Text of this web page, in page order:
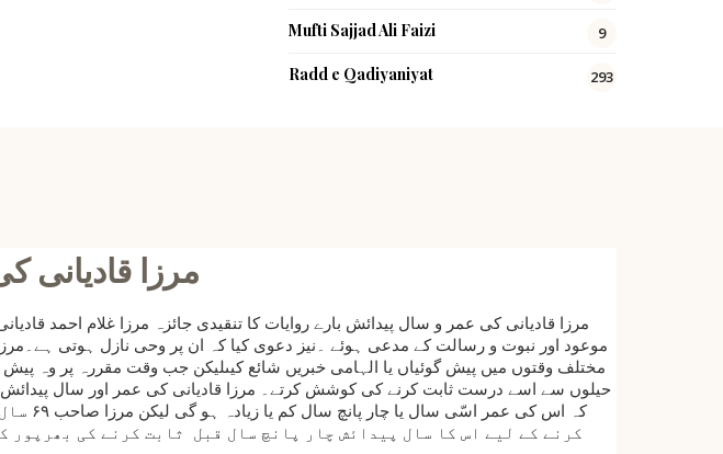
Mufti Sajjad Ali Faizi 9
Radd e Qadiyaniyat 293
مرزا قادیانی
مرزا قادیانی کی عمر و سال پیدائش بارے روایات کا تنقیدی جائزہ مرزا غلام احمد
موعود اور نبوت و رسالت کے مدعی ہوئے ۔نیز دعوی کیا کہ ان پر وحی نازل ہوتی
مختلف وقتوں میں پیش گوئیاں یا الہامی خبریں شائع کیںلیکن جب وقت مقررہ پر وہ پیش
حیلوں سے اسے درست ثابت کرنے کی کوشش کرتے۔ مرزا قادیانی کی عمر اور سال پیدائش
کہ
کرنے کے لیے اس کا سال پیدائش چار پانچ سال قبل ثابت کرنے کی